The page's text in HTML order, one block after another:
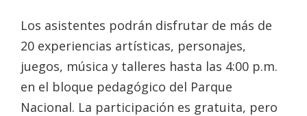
Los asistentes podrán disfrutar de más de
20 experiencias artísticas, personajes,
juegos, música y talleres hasta las 4:00 p.m.
en el bloque pedagógico del Parque
Nacional. La participación es gratuita, pero